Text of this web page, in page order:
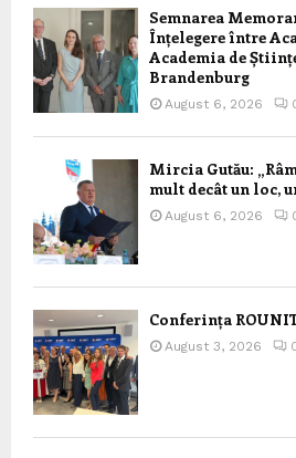
Semnarea
Înțelegere între
Academia de
Brandenburg
August 6, 2026
Mircia Gutău:
mult decât un loc,
August 6, 2026
Conferința
August 3, 2026